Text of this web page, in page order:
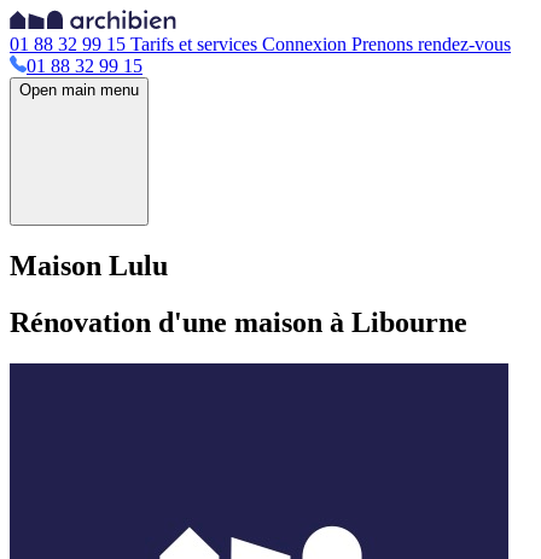
01 88 32 99 15 Tarifs et services Connexion Prenons rendez-vous
01 88 32 99 15
Open main menu
Maison Lulu
Rénovation d'une maison à Libourne